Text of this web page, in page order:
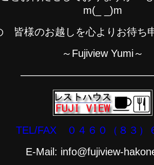
m(_ _)m
皆様のお越しを心よりお待ち
～Fujiview Yumi～
TEL/FAX ０４６０（８３）
E-Mail: info@fujiview-